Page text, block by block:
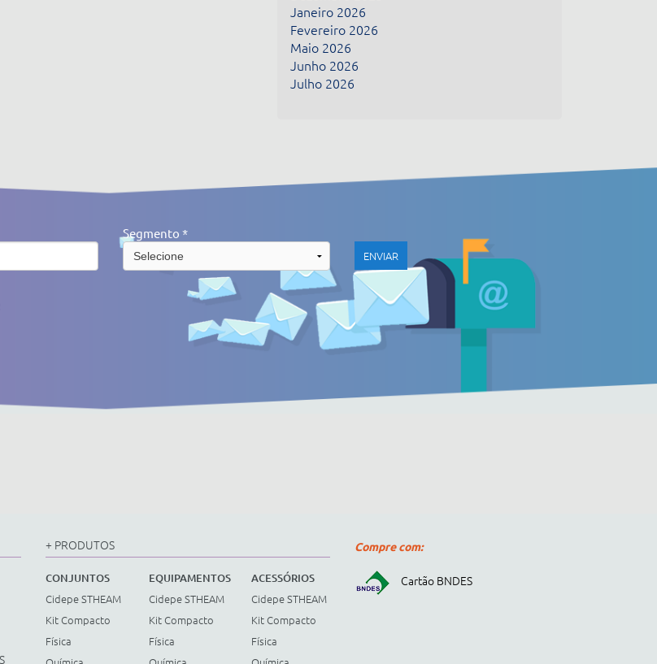
Janeiro 2026
Fevereiro 2026
Maio 2026
Junho 2026
Julho 2026
Segmento *
+ PRODUTOS
CONJUNTOS
Cidepe STHEAM
Kit Compacto
Física
EQUIPAMENTOS
Cidepe STHEAM
Kit Compacto
Física
ACESSÓRIOS
Cidepe STHEAM
Kit Compacto
Física
Compre com:
Cartão BNDES